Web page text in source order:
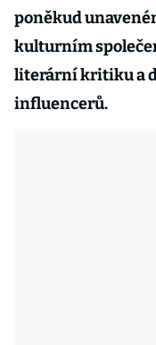
poněkud
kulturním
literární kritiku a
influencerů.